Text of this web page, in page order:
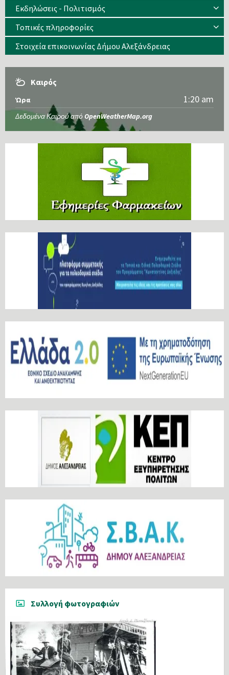
Εκδηλώσεις - Πολιτισμός
Τοπικές πληροφορίες
Στοιχεία επικοινωνίας Δήμου Αλεξάνδρειας
Καιρός
Ώρα 1:20 am
Δεδομένα Καιρού από OpenWeatherMap.org
Συλλογή φωτογραφιών